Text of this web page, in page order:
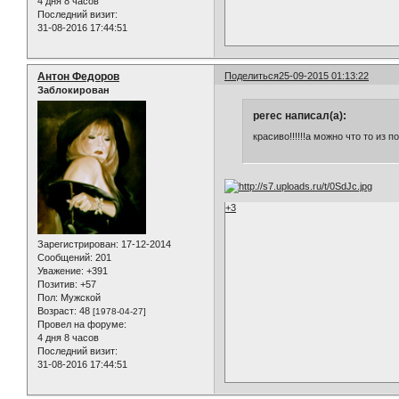
Последний визит:
31-08-2016 17:44:51
Поделиться25-09-2015 01:13:22
Антон Федоров
Заблокирован
Зарегистрирован: 17-12-2014
Сообщений: 201
Уважение: +391
Позитив: +57
Пол: Мужской
Возраст: 48 [1978-04-27]
Провел на форуме:
4 дня 8 часов
Последний визит:
31-08-2016 17:44:51
perec написал(а):
красиво!!!!!!а можно что то из
+3